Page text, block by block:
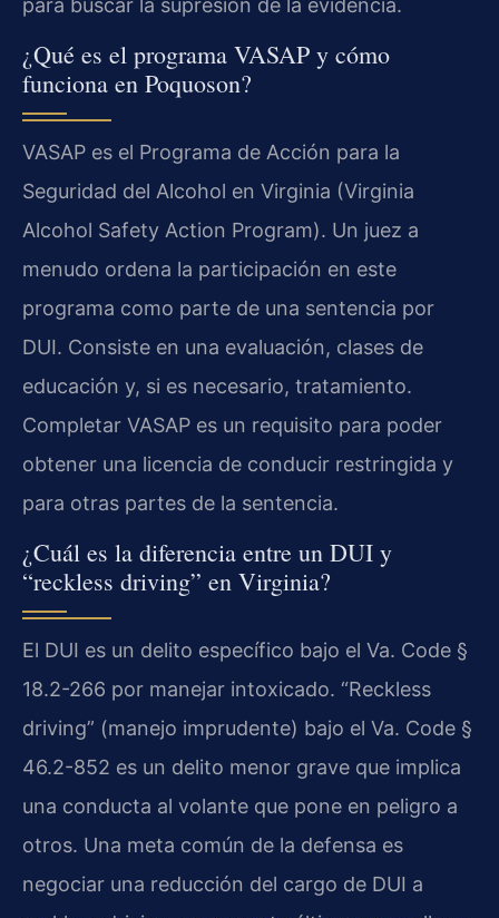
¿Qué es el programa VASAP y cómo
funciona en Poquoson?
VASAP es el Programa de Acción para la
Seguridad del Alcohol en Virginia (Virginia
Alcohol Safety Action Program). Un juez a
menudo ordena la participación en este
programa como parte de una sentencia por
DUI. Consiste en una evaluación, clases de
educación y, si es necesario, tratamiento.
Completar VASAP es un requisito para poder
obtener una licencia de conducir restringida y
para otras partes de la sentencia.
¿Cuál es la diferencia entre un DUI y
“reckless driving” en Virginia?
El DUI es un delito específico bajo el Va. Code §
18.2-266 por manejar intoxicado. “Reckless
driving” (manejo imprudente) bajo el Va. Code §
46.2-852 es un delito menor grave que implica
una conducta al volante que pone en peligro a
otros. Una meta común de la defensa es
negociar una reducción del cargo de DUI a